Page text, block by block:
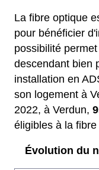
La fibre optique
pour bénéficier
possibilité
descendant bien
installation en
son logement à
2022, à Verdun,
éligibles à la
Évolution du